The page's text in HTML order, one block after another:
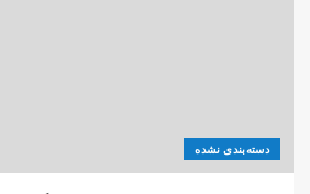
دسته‌بندی نشده